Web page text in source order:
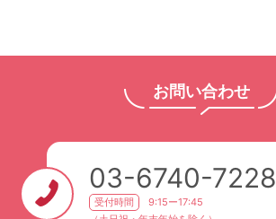
お問い合わせ
03-6740-7228
受付時間
9:15ー17:45